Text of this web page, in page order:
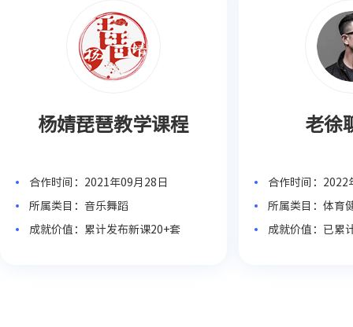
杨婧琵琶教学课程
合作时间：2021年09月28日
所属类目：音乐舞蹈
成就价值：累计发布新课20+套
老徐
合作时间：2022
所属类目：体育
成就价值：已累